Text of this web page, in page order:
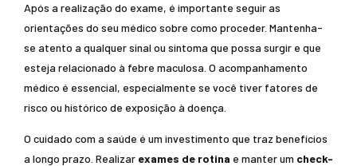
Após a realização do exame, é importante seguir as
orientações do seu médico sobre como proceder. Mantenha-
se atento a qualquer sinal ou sintoma que possa surgir e que
esteja relacionado à febre maculosa. O acompanhamento
médico é essencial, especialmente se você tiver fatores de
risco ou histórico de exposição à doença.
O cuidado com a saúde é um investimento que traz benefícios
a longo prazo. Realizar exames de rotina e manter um check-